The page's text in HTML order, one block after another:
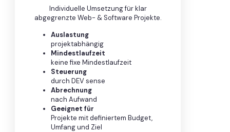
Individuelle Umsetzung für klar
abgegrenzte Web- & Software Projekte.
Auslastung
projektabhängig
Mindestlaufzeit
keine fixe Mindestlaufzeit
Steuerung
durch DEV sense
Abrechnung
nach Aufwand
Geeignet für
Projekte mit definiertem Budget,
Umfang und Ziel